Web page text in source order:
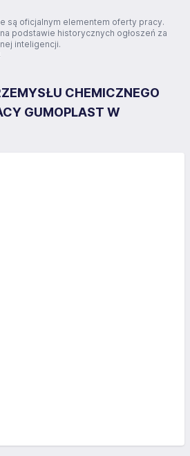
są oficjalnym elementem oferty pracy.
podstawie historycznych ogłoszeń za
inteligencji.
CHEMICZNEGO
GUMOPLAST W